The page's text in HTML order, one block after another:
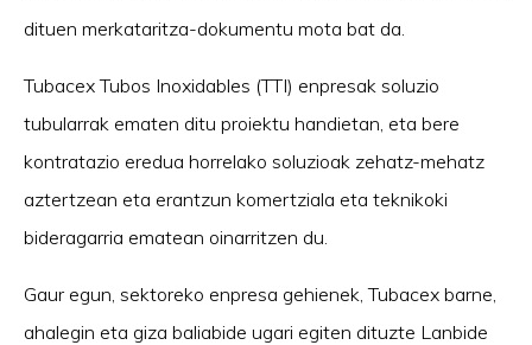
dituen merkataritza-dokumentu mota bat da.
Tubacex Tubos Inoxidables (TTI) enpresak soluzio
tubularrak ematen ditu proiektu handietan, eta bere
kontratazio eredua horrelako soluzioak zehatz-mehatz
aztertzean eta erantzun komertziala eta teknikoki
bideragarria ematean oinarritzen du.
Gaur egun, sektoreko enpresa gehienek, Tubacex barne,
ahalegin eta giza baliabide ugari egiten dituzte Lanbide